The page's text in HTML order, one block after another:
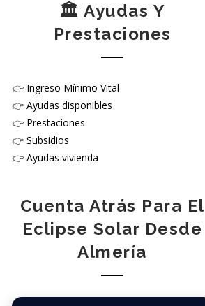
🏛️ Ayudas Y
Prestaciones
👉 Ingreso Mínimo Vital
👉 Ayudas disponibles
👉 Prestaciones
👉 Subsidios
👉 Ayudas vivienda
Cuenta Atrás Para El
Eclipse Solar Desde
Almería